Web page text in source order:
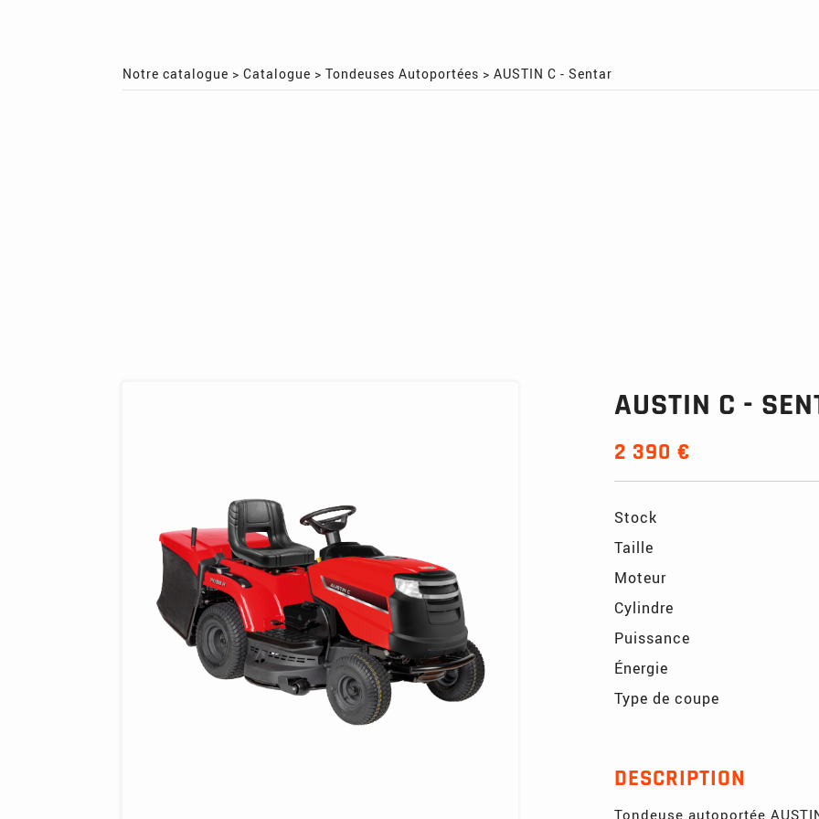
Notre catalogue >Catalogue >Tondeuses Autoportées >AUSTIN C - Sentar
AUSTIN C -
2 390 €
Stock
Taille
Moteur
Cylindre
Puissance
Énergie
Type de coupe
DESCRIPTION
Tondeuse autoportée